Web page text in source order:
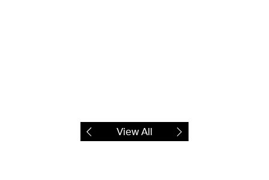
View All